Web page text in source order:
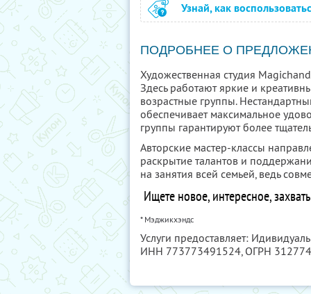
Узнай, как
ПОДРОБНЕЕ О
Художественная студия
Здесь работают яркие и
возрастные группы.
обеспечивает максимальное
группы гарантируют более
Авторские мастер-классы
раскрытие талантов и
на занятия всей семьей, ведь
Ищете новое, интересное,
* Мэджикхэндс
Услуги предоставляет:
ИНН 773773491524, ОГРН